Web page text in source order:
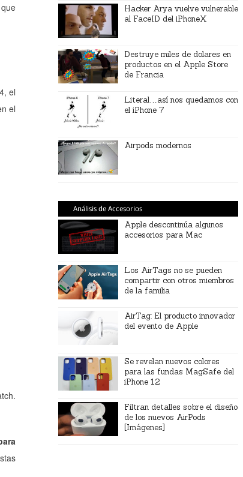
el
el
Hacker Arya vuelve vulnerable
al FaceID del iPhoneX
Destruye miles de dolares en
productos en el Apple Store
de Francia
Literal…así nos quedamos con
el iPhone 7
Airpods modernos
Análisis de Accesorios
Apple descontinúa algunos
accesorios para Mac
Los AirTags no se pueden
compartir con otros miembros
de la familia
AirTag: El producto innovador
del evento de Apple
Se revelan nuevos colores
para las fundas MagSafe del
iPhone 12
Filtran detalles sobre el diseño
de los nuevos AirPods
[Imágenes]